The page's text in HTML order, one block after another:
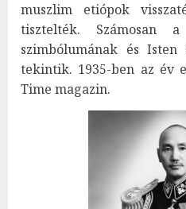
muszlim etiópok
tisztelték. Számosan
szimbólumának és
tekintik. 1935-ben az év
Time magazin.